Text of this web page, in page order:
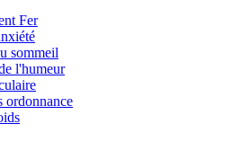
Fer
sommeil
l'humeur
ordonnance